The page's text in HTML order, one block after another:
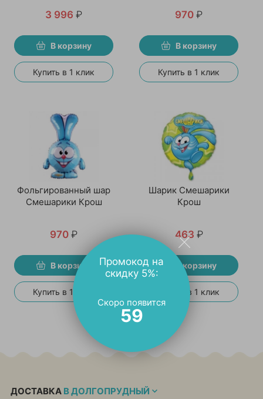
3 996 ₽
В корзину
Купить в 1 клик
970 ₽
В корзину
Купить в 1 клик
Фольгированный шар
Смешарики Крош
970 ₽
В корзину
Купить в 1 клик
Шарик Смешарики
Крош
463 ₽
В корзину
Купить в 1 клик
ДОСТАВКА В ДОЛГОПРУДНЫЙ
Промокод на
скидку 5%:
Скоро появится
59